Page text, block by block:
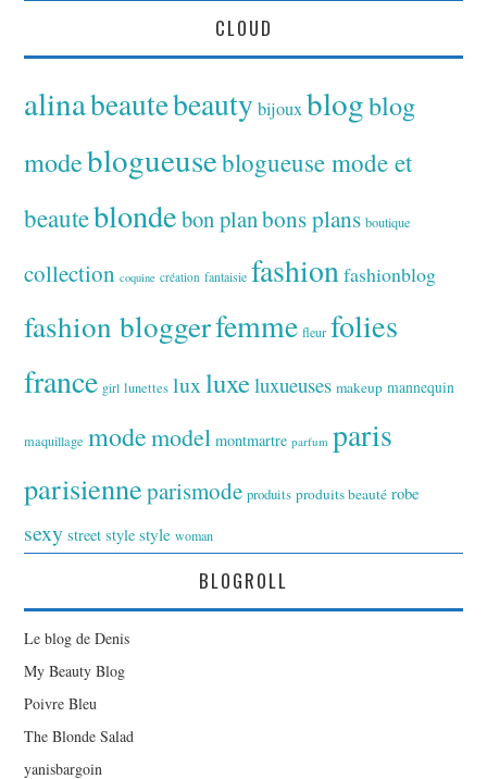
CLOUD
alinabeautebeauty bijoux blogblog
modeblogueuseblogueuse mode et
beauteblondebon planbons plans boutique
collection coquine création fantaisie fashionfashionblog
fashion bloggerfemme fleur folies
france girl lunettes luxluxeluxueuses makeup mannequin
maquillage modemodel montmartre parfum paris
parisienneparismode produits produits beauté robe
sexy street style style woman
BLOGROLL
Le blog de Denis
My Beauty Blog
Poivre Bleu
The Blonde Salad
yanisbargoin